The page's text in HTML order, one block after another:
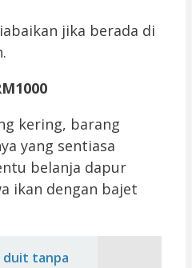
jika berada di
kering, barang
yang sentiasa
belanja dapur
ikan dengan bajet
duit tanpa